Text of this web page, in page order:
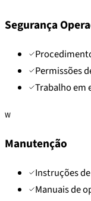
Segurança
Permissões
Trabalho em
W
Manutenção
Instruções
Manuais de